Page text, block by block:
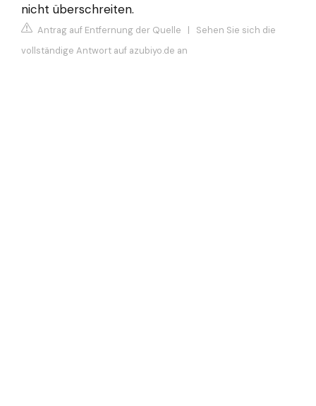
nicht überschreiten.
Antrag auf Entfernung der Quelle | Sehen Sie sich die
vollständige Antwort auf azubiyo.de an